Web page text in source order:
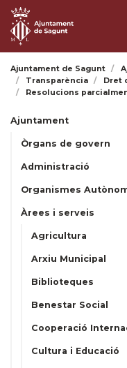
Ajuntament de Sagunt
Transparència
Dret
Resolucions
Ajuntament
Òrgans de govern
Administració
Organismes
Àrees i serveis
Agricultura
Arxiu Municipal
Biblioteques
Benestar Social
Cooperació
Cultura i Educació